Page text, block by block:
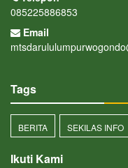
085225886853
Email
Tags
BERITA SEKILAS INFO
Ikuti Kami